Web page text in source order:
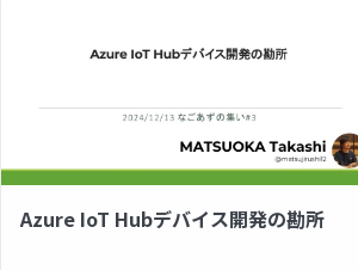
Azure IoT Hubデバイス開発の勘所